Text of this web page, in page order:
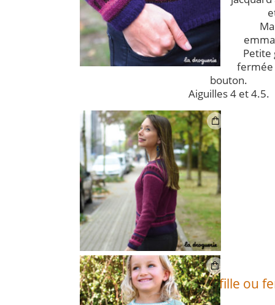
Petite
fermée
bouton.
Aiguilles 4 et 4.5.
Alors, plutôt fille ou